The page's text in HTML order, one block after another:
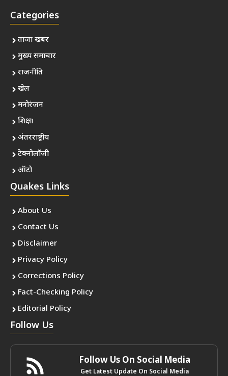
Categories
ताजा खबर
मुख्य समाचार
राजनीति
खेल
मनोरंजन
शिक्षा
अंतरराष्ट्रीय
टेक्नोलॉजी
ऑटो
Quakes Links
About Us
Contact Us
Disclaimer
Privacy Policy
Corrections Policy
Fact-Checking Policy
Editorial Policy
Follow Us
Follow Us On Social Media
Get Latest Update On Social Media